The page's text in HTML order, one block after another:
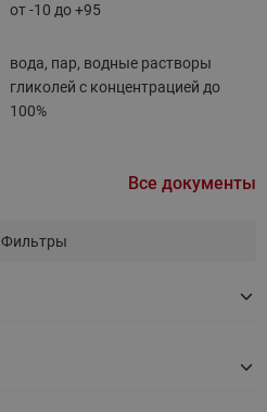
от -10 до +95
вода, пар, водные растворы
гликолей с концентрацией до
100%
Все документы
Фильтры